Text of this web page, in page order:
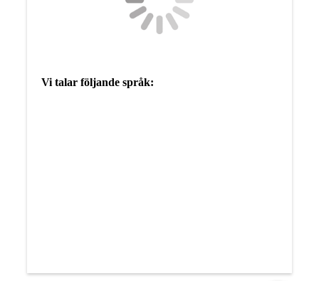
Vi talar följande språk: